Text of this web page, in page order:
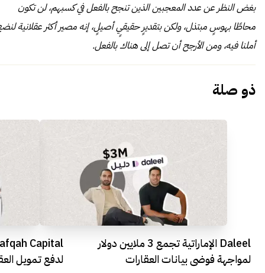
بغض النظر عن عدد المعجبين الذين تنجح بالفعل في كسبهم، لن تكون
محاطًا بهوسٍ مبتذل، ولكن بتقديرٍ حقيقيٍ أصيلٍ، إنه مصير أكثر عقلانية
أملنا فيه، ومن الأرجح أن تصل إلى هناك بالفعل.
ذو صلة
Daleel الإماراتية تجمع 3 ملايين دولار
لمواجهة فوضى بيانات العقارات
لدفع تمويل